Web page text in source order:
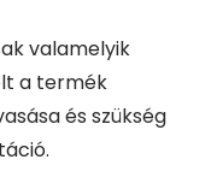
valamelyik
a termék
és szükség